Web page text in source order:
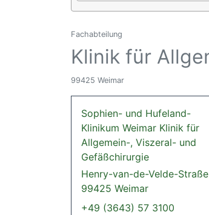
Fachabteilung
Klinik für
99425 Weimar
Sophien- und Hufeland-
Klinikum Weimar Klinik für
Allgemein-, Viszeral- und
Gefäßchirurgie
Henry-van-de-Velde-
99425 Weimar
+49 (3643) 57 3100